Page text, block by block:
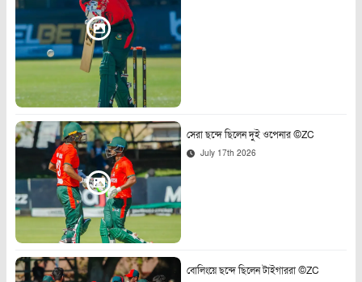
সেরা ছন্দে ছিলেন দুই ওপেনার ©ZC
July 17th 2026
বোলিংয়ে ছন্দে ছিলেন টাইগাররা ©ZC